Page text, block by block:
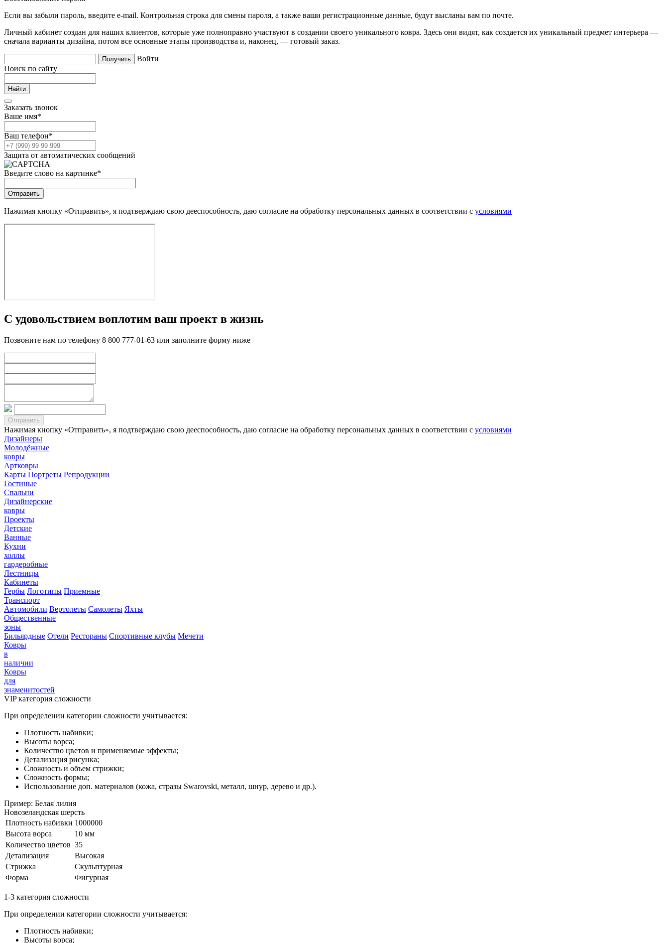
Если вы забыли пароль, введите e-mail. Контрольная строка для смены пароля, а также ваши регистрационные данные, будут высланы вам по почте.
Личный кабинет создан для наших клиентов, которые уже полноправно участвуют в создании своего уникального ковра. Здесь они видят, как создается их уникальный предмет интерьера —
сначала варианты дизайна, потом все основные этапы производства и, наконец, — готовый заказ.
Войти
Поиск по сайту
Заказать звонок
Ваше имя*
Ваш телефон*
Защита от автоматических сообщений
Введите слово на картинке*
Нажимая кнопку «Отправить», я подтверждаю свою дееспособность, даю согласие на обработку персональных данных в соответствии с условиями
С удовольствием воплотим ваш проект в жизнь
Позвоните нам по телефону 8 800 777-01-63 или заполните форму ниже
Нажимая кнопку «Отправить», я подтверждаю свою дееспособность, даю согласие на обработку персональных данных в соответствии с условиями
Дизайнеры
Молодёжные
ковры
Артковры
Карты Портреты Репродукции
Гостиные
Спальни
Дизайнерские
ковры
Проекты
Детские
Ванные
Кухни
холлы
гардеробные
Лестницы
Кабинеты
Гербы Логотипы Приемные
Транспорт
Автомобили Вертолеты Самолеты Яхты
Общественные
зоны
Бильярдные Отели Рестораны Спортивные клубы Мечети
Ковры
в
наличии
Ковры
для
знаменитостей
VIP категория сложности
При определении категории сложности учитывается:
Плотность набивки;
Высоты ворса;
Количество цветов и применяемые эффекты;
Детализация рисунка;
Сложность и объем стрижки;
Сложность формы;
Использование доп. материалов (кожа, стразы Swarovski, металл, шнур, дерево и др.).
Пример: Белая лилия
Новозеландская шерсть
Плотность набивки 1000000
Высота ворса
10 мм
Количество цветов 35
Детализация
Высокая
Стрижка
Скульптурная
Форма
Фигурная
1-3 категория сложности
При определении категории сложности учитывается:
Плотность набивки;
Высоты ворса;